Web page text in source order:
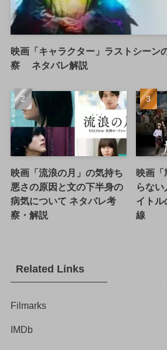
映画「キャラクター」ラストシーン
察 ネタバレ解説
映画「流浪の月」の気持ち
悪さの原因と文の下半身の
病気について ネタバレ考
察・解説
映画
らない
イトル
線
Related Links
Filmarks
IMDb